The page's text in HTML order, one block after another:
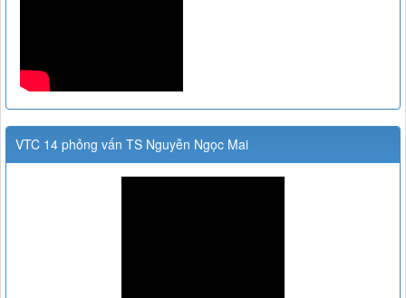
VTC 14 phỏng vấn TS Nguyễn Ngọc Mai